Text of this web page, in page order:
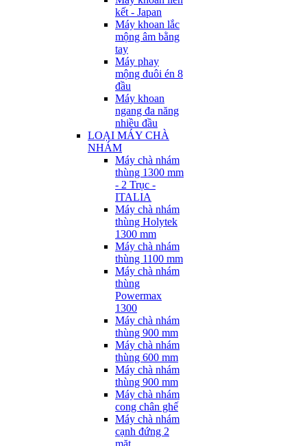
kết - Japan
Máy khoan lắc
mộng âm bằng
tay
Máy phay
mộng đuôi én 8
đầu
Máy khoan
ngang đa năng
nhiều đầu
LOẠI MÁY CHÀ
NHÁM
Máy chà nhám
thùng 1300 mm
- 2 Trục -
ITALIA
Máy chà nhám
thùng Holytek
1300 mm
Máy chà nhám
thùng 1100 mm
Máy chà nhám
thùng
Powermax
1300
Máy chà nhám
thùng 900 mm
Máy chà nhám
thùng 600 mm
Máy chà nhám
thùng 900 mm
Máy chà nhám
cong chân ghế
Máy chà nhám
cạnh đứng 2
mặt